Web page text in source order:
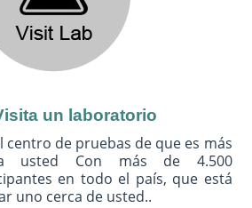
un laboratorio
centro de pruebas de que es más
usted Con más de 4.500
en todo el país, que está
uno cerca de usted..